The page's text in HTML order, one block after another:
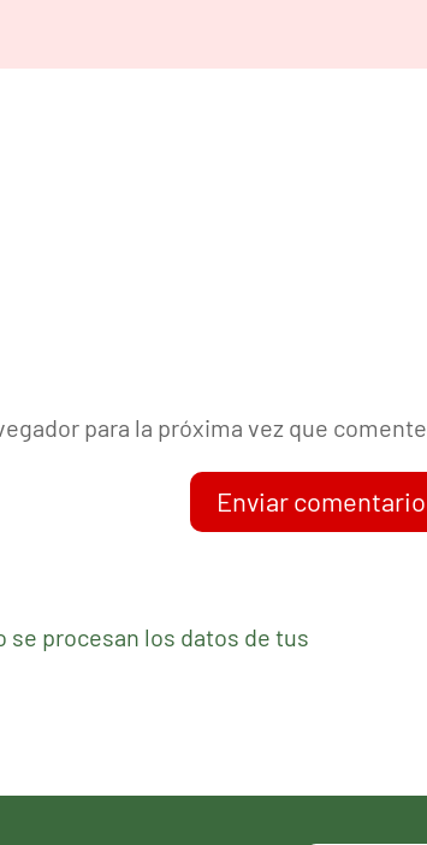
para la próxima vez que comente.
Enviar comentario
se procesan los datos de tus